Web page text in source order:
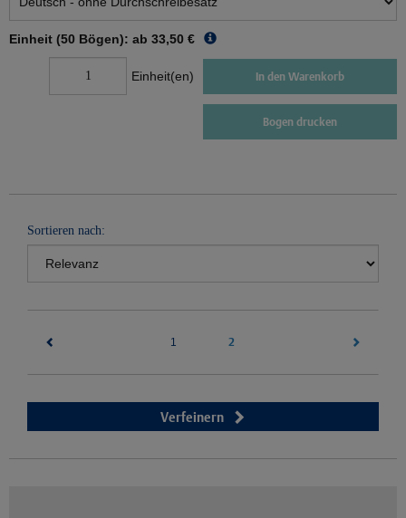
Einheit (50 Bögen): ab 33,50 €
Einheit(en) In den Warenkorb
Bogen drucken
Sortieren nach:
1 2
Verfeinern